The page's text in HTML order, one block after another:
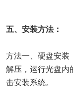
五、安装方法：
方法一、硬盘安装
解压，运行光盘内
击安装系统。